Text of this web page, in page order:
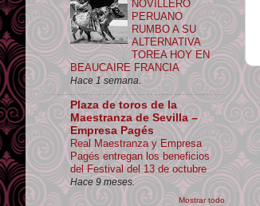
NOVILLERO
PERUANO
RUMBO A SU
ALTERNATIVA
TOREA HOY EN
BEAUCAIRE FRANCIA
Hace 1 semana.
Plaza de toros de la
Maestranza de Sevilla –
Empresa Pagés
Real Maestranza y Empresa
Pagés entregan los beneficios
del Festival del 13 de octubre
Hace 9 meses.
Mostrar todo